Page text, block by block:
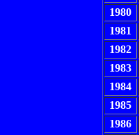
1980
1981
1982
1983
1984
1985
1986